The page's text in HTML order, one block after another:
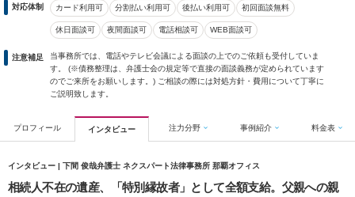
対応体制 カード利用可 分割払い利用可 後払い利用可 初回面談無料
休日面談可 夜間面談可 電話相談可 WEB面談可
注意補足
当事務所では、電話やテレビ会議による面談の上でのご依頼も受付していま
す。 (※債務整理は、弁護士会の規定等で直接の面談義務が定められています
のでご来所をお願いします。) ご相談の際には対処方針・費用について丁寧に
ご説明致します。
プロフィール インタビュー 注力分野 事例紹介 料金表
インタビュー | 下間 俊哉弁護士 ネクスパート法律事務所 那覇オフィス
相続人不在の遺産、「特別縁故者」として全額支給。父親への親